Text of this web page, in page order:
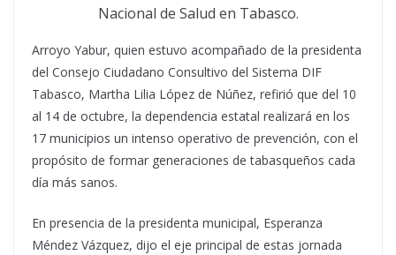
Nacional de Salud en Tabasco.
Arroyo Yabur, quien estuvo acompañado de la presidenta
del Consejo Ciudadano Consultivo del Sistema DIF
Tabasco, Martha Lilia López de Núñez, refirió que del 10
al 14 de octubre, la dependencia estatal realizará en los
17 municipios un intenso operativo de prevención, con el
propósito de formar generaciones de tabasqueños cada
día más sanos.
En presencia de la presidenta municipal, Esperanza
Méndez Vázquez, dijo el eje principal de estas jornada